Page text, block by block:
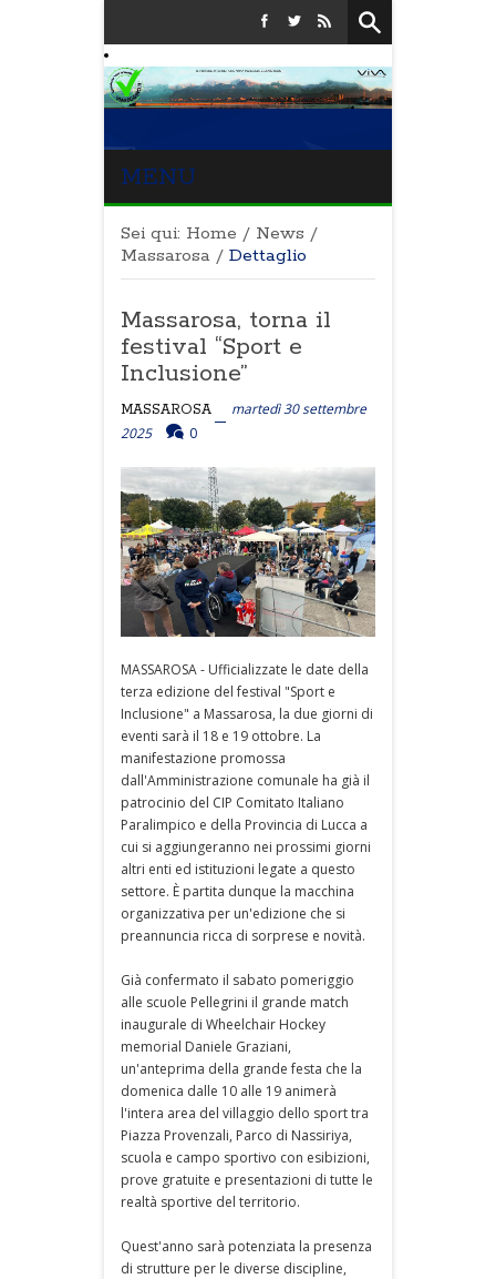
MENU
Sei qui: Home / News /
Massarosa / Dettaglio
Massarosa, torna il
festival “Sport e
Inclusione”
MASSAROSA
martedì 30 settembre
2025
0
MASSAROSA - Ufficializzate le date della
terza edizione del festival "Sport e
Inclusione" a Massarosa, la due giorni di
eventi sarà il 18 e 19 ottobre. La
manifestazione promossa
dall'Amministrazione comunale ha già il
patrocinio del CIP Comitato Italiano
Paralimpico e della Provincia di Lucca a
cui si aggiungeranno nei prossimi giorni
altri enti ed istituzioni legate a questo
settore. È partita dunque la macchina
organizzativa per un'edizione che si
preannuncia ricca di sorprese e novità.
Già confermato il sabato pomeriggio
alle scuole Pellegrini il grande match
inaugurale di Wheelchair Hockey
memorial Daniele Graziani,
un'anteprima della grande festa che la
domenica dalle 10 alle 19 animerà
l'intera area del villaggio dello sport tra
Piazza Provenzali, Parco di Nassiriya,
scuola e campo sportivo con esibizioni,
prove gratuite e presentazioni di tutte le
realtà sportive del territorio.
Quest'anno sarà potenziata la presenza
di strutture per le diverse discipline,